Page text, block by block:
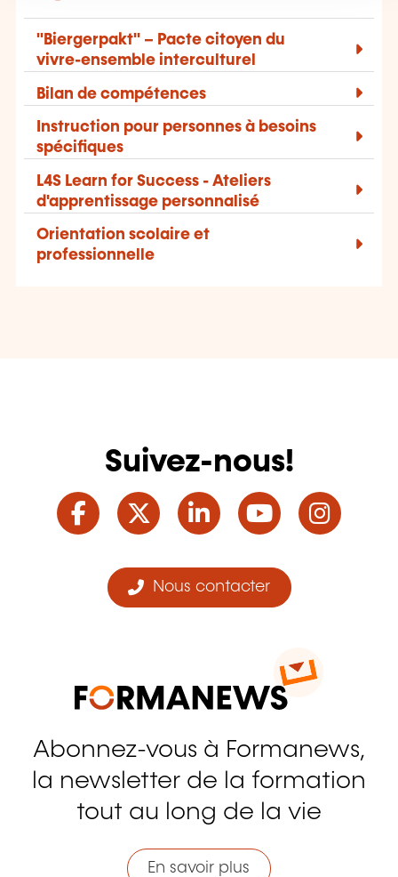
"Biergerpakt" – Pacte citoyen du
vivre-ensemble interculturel
Bilan de compétences
Instruction pour personnes à besoins
spécifiques
L4S Learn for Success- Ateliers
d'apprentissage personnalisé
Orientation scolaire et
professionnelle
Suivez-nous!
Facebook
TwitterLinkedInYouTube
Nous contacter
Abonnez-vous à Formanews,
la newsletter de la formation
tout au long de la vie
En savoir plus